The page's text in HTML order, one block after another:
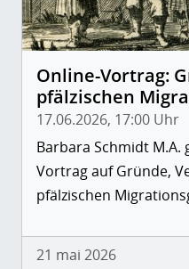
Online-Vortrag:
pfälzischen
17.06.2026, 17:00 Uhr
Barbara Schmidt
Vortrag auf Gründe,
pfälzischen
21 mai 2026